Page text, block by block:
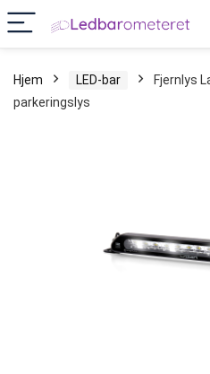
Hjem LED-bar
Fjernlys
parkeringslys